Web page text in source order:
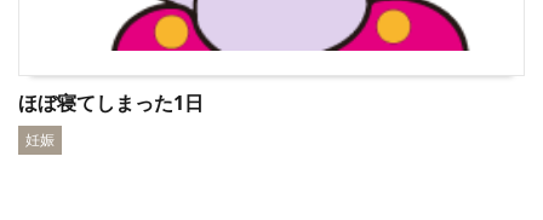
ほぼ寝てしまった1日
妊娠